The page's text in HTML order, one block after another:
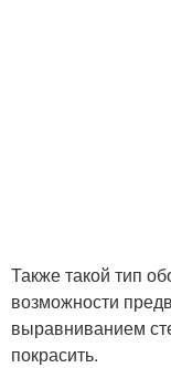
Также такой тип
возможности
выравниванием
покрасить.